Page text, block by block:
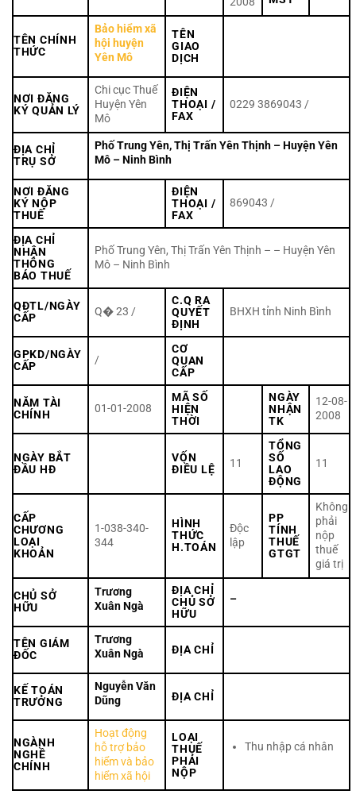
TÊN CHÍNH
THỨC
Bảo hiểm xã
hội huyện
Yên Mô
TÊN
GIAO
DỊCH
NƠI ĐĂNG
KÝ QUẢN LÝ
Chi cục Thuế
Huyện Yên
Mô
ĐIỆN
THOẠI /
FAX
0229 3869043 /
ĐỊA CHỈ
TRỤ SỞ
Phố Trung Yên, Thị Trấn Yên Thịnh – Huyện Yên
Mô – Ninh Bình
NƠI ĐĂNG
KÝ NỘP
THUẾ
ĐIỆN
THOẠI /
FAX
869043 /
ĐỊA CHỈ
NHẬN
THÔNG
BÁO THUẾ
Phố Trung Yên, Thị Trấn Yên Thịnh – – Huyện Yên
Mô – Ninh Bình
QĐTL/NGÀY
CẤP
Q� 23 /
C.Q RA
QUYẾT
ĐỊNH
BHXH tỉnh Ninh Bình
GPKD/NGÀY
CẤP
/
CƠ
QUAN
CẤP
NĂM TÀI
CHÍNH
01-01-2008
MÃ SỐ
HIỆN
THỜI
NGÀY
NHẬN
TK
12-08-
2008
NGÀY BẮT
ĐẦU HĐ
VỐN
ĐIỀU LỆ
11
TỔNG
SỐ
LAO
ĐỘNG
11
CẤP
CHƯƠNG
LOẠI
KHOẢN
1-038-340-
344
HÌNH
THỨC
H.TOÁN
Độc
lập
PP
TÍNH
THUẾ
GTGT
Không
phải
nộp
thuế
giá trị
CHỦ SỞ
HỮU
Trương
Xuân Ngà
ĐỊA CHỈ
CHỦ SỞ
HỮU
–
TÊN GIÁM
ĐỐC
Trương
Xuân Ngà
ĐỊA CHỈ
KẾ TOÁN
TRƯỞNG
Nguyễn Văn
Dũng
ĐỊA CHỈ
NGÀNH
NGHỀ
CHÍNH
Hoạt động
hỗ trợ bảo
hiểm và bảo
hiểm xã hội
LOẠI
THUẾ
PHẢI
NỘP
Thu nhập cá nhân